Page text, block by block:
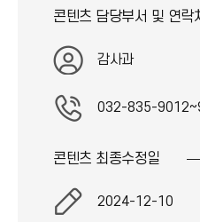
콘텐츠 담당부서 및 연락
감사과
032-835-
콘텐츠 최종수정일
2024-12-10